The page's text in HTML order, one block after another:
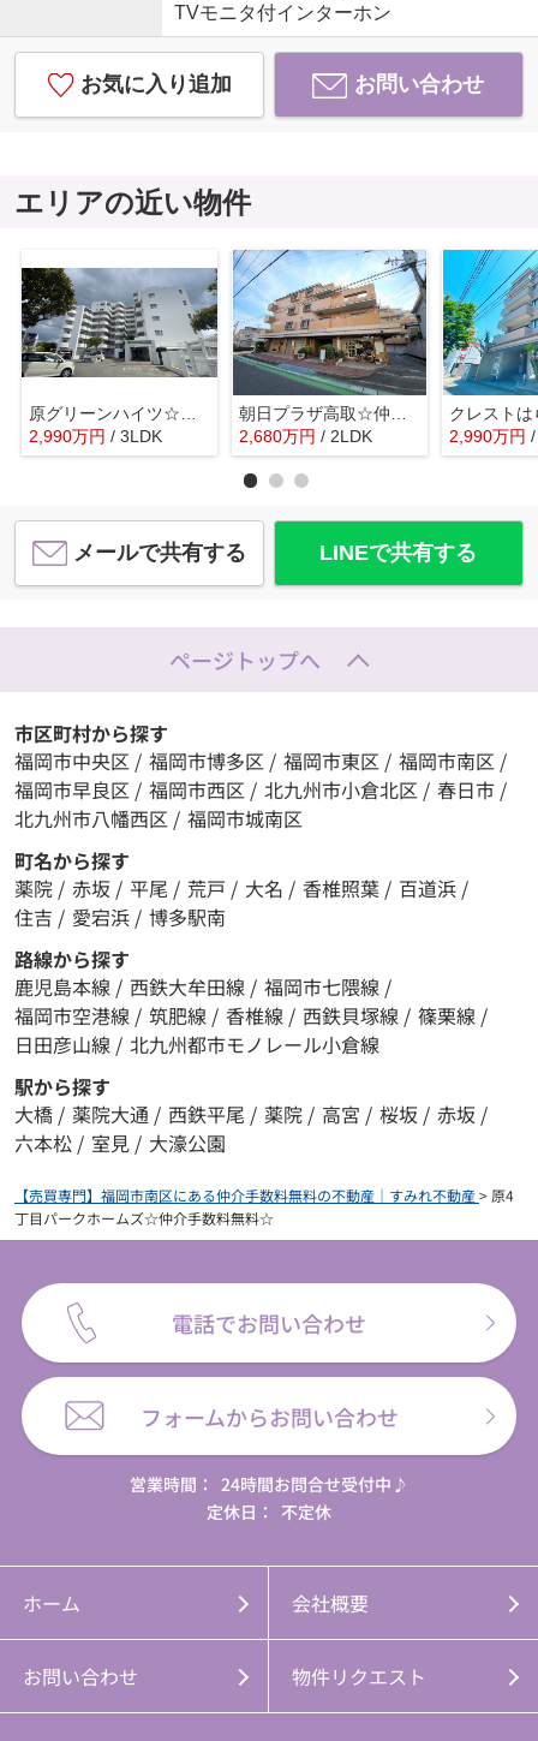
TVモニタ付インターホン
お気に入り追加 お問い合わせ
エリアの近い物件
2,990万円 / 3LDK
2,680万円 / 2LDK 2,990万円
メールで共有する LINEで共有する
ページトップへ
市区町村から探す
福岡市中央区 / 福岡市博多区 / 福岡市東区 / 福岡市南区 /
福岡市早良区 / 福岡市西区 / 北九州市小倉北区 / 春日市 /
北九州市八幡西区 / 福岡市城南区
町名から探す
薬院 / 赤坂 / 平尾 / 荒戸 / 大名 / 香椎照葉 / 百道浜 /
住吉 / 愛宕浜 / 博多駅南
路線から探す
鹿児島本線 / 西鉄大牟田線 / 福岡市七隈線 /
福岡市空港線 / 筑肥線 / 香椎線 / 西鉄貝塚線 / 篠栗線 /
日田彦山線 / 北九州都市モノレール小倉線
駅から探す
大橋 / 薬院大通 / 西鉄平尾 / 薬院 / 高宮 / 桜坂 / 赤坂 /
六本松 / 室見 / 大濠公園
【売買専門】福岡市南区にある仲介手数料無料の不動産｜すみれ不動産> 原4
丁目パークホームズ☆仲介手数料無料☆
電話でお問い合わせ
フォームからお問い合わせ
営業時間： 24時間お問合せ受付中♪
定休日：
不定休
ホーム 会社概要
お問い合わせ 物件リクエスト